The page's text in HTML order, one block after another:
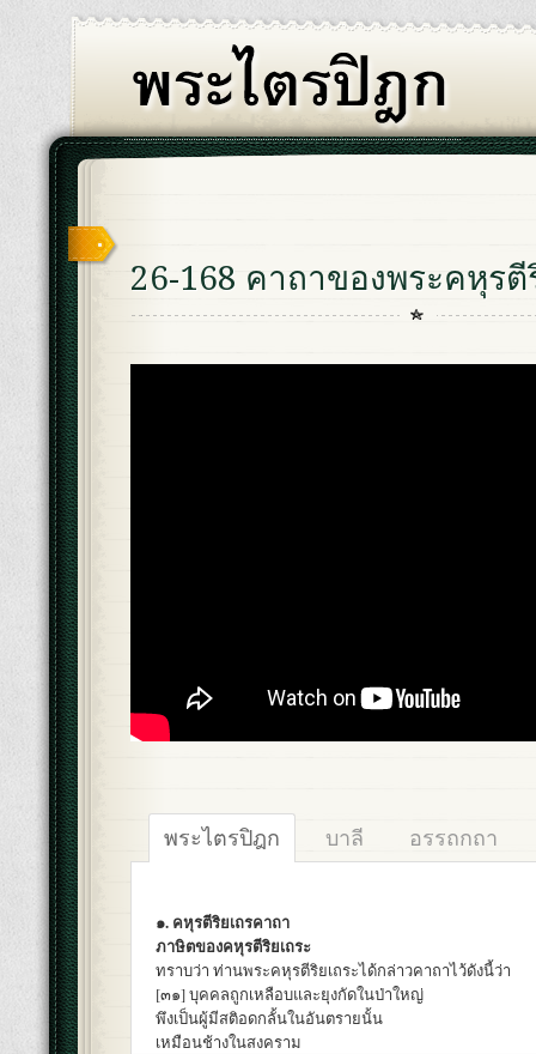
26-168 คาถาของพระคหุรตี
พระไตรปิฎก บาลี อรรถกถา
๑. คหุรตีริยเถรคาถา
ภาษิตของคหุรตีริยเถระ
ทราบว่า ท่านพระคหุรตีริยเถระได้กล่าวคาถาไว้ดังนี้ว่า
[๓๑] บุคคลถูกเหลือบและยุงกัดในป่าใหญ่
พึงเป็นผู้มีสติอดกลั้นในอันตรายนั้น
เหมือนช้างในสงคราม